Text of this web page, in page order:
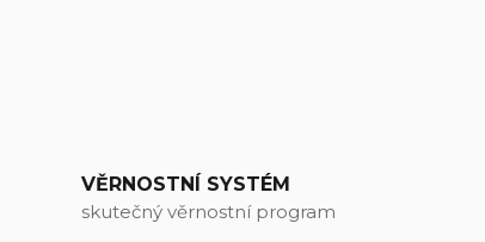
VĚRNOSTNÍ SYSTÉM
skutečný věrnostní program